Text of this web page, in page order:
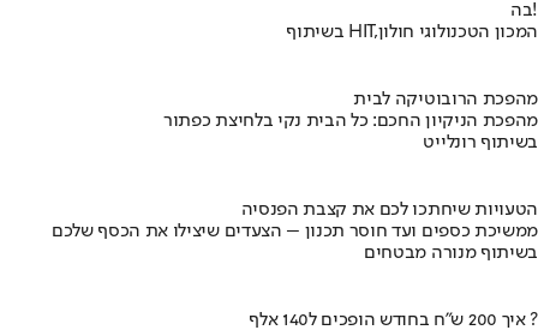
בה!
בשיתוף HIT,המכון הטכנולוגי חולון
מהפכת הרובוטיקה לבית
מהפכת הניקיון החכם: כל הבית נקי בלחיצת כפתור
בשיתוף רונלייט
הטעויות שיחתכו לכם את קצבת הפנסיה
ממשיכת כספים ועד חוסר תכנון – הצעדים שיצילו את הכסף שלכם
בשיתוף מנורה מבטחים
איך 200 ש"ח בחודש הופכים ל140 אלף ?